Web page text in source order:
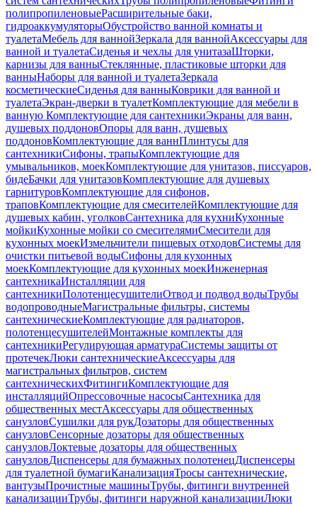
полипропиленовыеРасширительные баки,
гидроаккумуляторыОбустройство ванной комнаты и
туалетаМебель для ваннойЗеркала для ваннойАксессуары для
ванной и туалетаСиденья и чехлы для унитазаШторки,
карнизы для ванныСтеклянные, пластиковые шторки для
ванныНаборы для ванной и туалетаЗеркала
косметическиеСиденья для ванныКоврики для ванной и
туалетаЭкран-дверки в туалетКомплектующие для мебели в
ванную Комплектующие для сантехникиЭкраны для ванн,
душевых поддоновОпоры для ванн, душевых
поддоновКомплектующие для ваннПлинтусы для
сантехникиСифоны, трапыКомплектующие для
умывальников, моекКомплектующие для унитазов, писсуаров,
бидеБачки для унитазовКомплектующие для душевых
гарнитуровКомплектующие для сифонов,
траповКомплектующие для смесителейКомплектующие для
душевых кабин, уголковСантехника для кухниКухонные
мойкиКухонные мойки со смесителямиСмесители для
кухонных моекИзмельчители пищевых отходовСистемы для
очистки питьевой водыСифоны для кухонных
моекКомплектующие для кухонных моекИнженерная
сантехникаИнсталляции для
сантехникиПолотенцесушителиОтвод и подвод водыТрубы
водопроводныеМагистральные фильтры, системы
сантехническиеКомплектующие для радиаторов,
полотенцесушителейМонтажные комплекты для
сантехникиРегулирующая арматураСистемы защиты от
протечекЛюки сантехническиеАксессуары для
магистральных фильтров, систем
сантехническихФитингиКомплектующие для
инсталляцийОпрессовочные насосыСантехника для
общественных местАксессуары для общественных
санузловСушилки для рукДозаторы для общественных
санузловСенсорные дозаторы для общественных
санузловЛоктевые дозаторы для общественных
санузловДиспенсеры для бумажных полотенецДиспенсеры
для туалетной бумагиКанализацияТросы сантехнические,
вантузыПрочистные машиныТрубы, фитинги внутренней
канализацииТрубы, фитинги наружной канализацииЛюки